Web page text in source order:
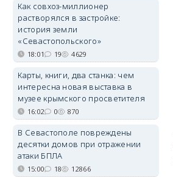
Как совхоз-миллионер
растворялся в застройке:
история земли
«Севастопольского»
18:01 19 4629
Карты, книги, два станка: чем
интересна новая выставка в
музее крымского просветителя
16:02 0 870
В Севастополе повреждены
десятки домов при отражении
атаки БПЛА
15:00 18 12866